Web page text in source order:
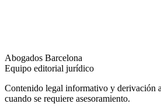
Abogados Barcelona
Equipo editorial jurídico
Contenido legal informativo y derivación
cuando se requiere asesoramiento.